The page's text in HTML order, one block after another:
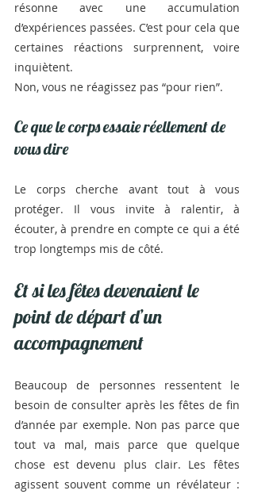
résonne avec une accumulation
d’expériences passées. C’est pour cela que
certaines réactions surprennent, voire
inquiètent.
Non, vous ne réagissez pas “pour rien”.
Ce que le corps essaie réellement de
vous dire
Le corps cherche avant tout à vous
protéger. Il vous invite à ralentir, à
écouter, à prendre en compte ce qui a été
trop longtemps mis de côté.
Et si les fêtes devenaient le
point de départ d’un
accompagnement
Beaucoup de personnes ressentent le
besoin de consulter après les fêtes de fin
d’année par exemple. Non pas parce que
tout va mal, mais parce que quelque
chose est devenu plus clair. Les fêtes
agissent souvent comme un révélateur :